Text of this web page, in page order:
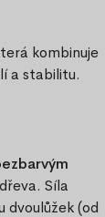
kombinuje
a stabilitu.
Síla
dvoulůžek (od